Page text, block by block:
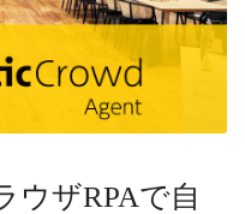
ウザRPAで自